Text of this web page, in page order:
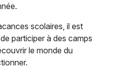
scolaires, il est
participer à des camps
le monde du